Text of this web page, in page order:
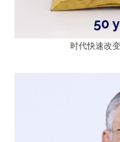
时代快速改